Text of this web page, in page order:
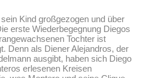
Kind großgezogen und über
erste Wiederbegegnung Diegos
Tochter ist
Denn als Diener Alejandros, der
ausgibt, haben sich Diego
erlesenen Kreisen